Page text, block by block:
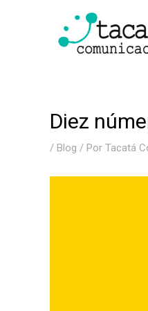
Diez
/ Blog / Por Tacatá